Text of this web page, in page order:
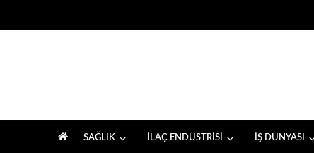
navigation
content
SAĞLIK İLAÇ ENDÜSTRİSİ İŞ DÜNYASI